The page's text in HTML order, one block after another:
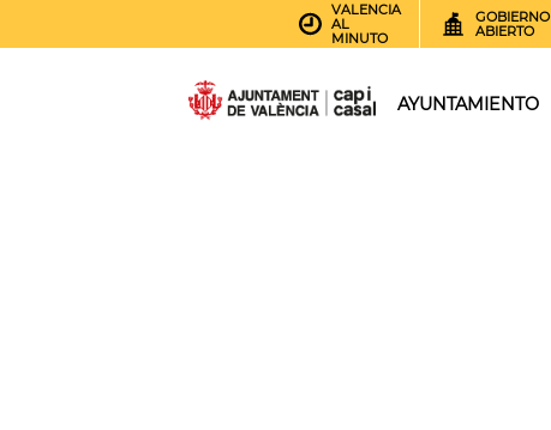
VALENCIA
AL
MINUTO
GOBIERNO
ABIERTO
AYUNTAMIENTO